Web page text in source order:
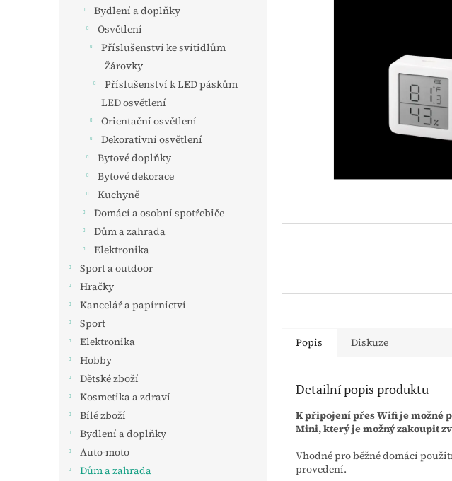
Bydlení a doplňky
Osvětlení
Příslušenství ke svítidlům
Žárovky
Příslušenství k LED páskům
LED osvětlení
Orientační osvětlení
Dekorativní osvětlení
Bytové doplňky
Bytové dekorace
Kuchyně
Domácí a osobní spotřebiče
Dům a zahrada
Elektronika
Sport a outdoor
Hračky
Kancelář a papírnictví
Sport
Elektronika
Hobby
Dětské zboží
Kosmetika a zdraví
Bílé zboží
Bydlení a doplňky
Auto-moto
Dům a zahrada
Popis Diskuze
Detailní popis produktu
K připojení přes Wifi je možné
Mini, který je možný zakoupit
Vhodné pro běžné domácí
provedení.